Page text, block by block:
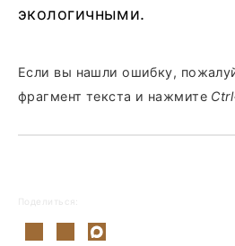
экологичными.
Если вы нашли ошибку,
фрагмент текста и нажмите
Поделиться: